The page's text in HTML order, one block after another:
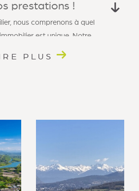
prestations !
nous comprenons à quel
est unique. Notre
à vous accompagner dans
une gamme complète de
vous accompagner au
dans l'achat et la
la location, lagestion
PLUS